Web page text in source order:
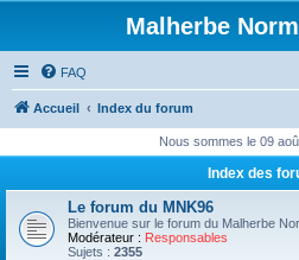
Malherbe
FAQ
Accueil Index du forum
Nous sommes le 09
Index des
Le forum du MNK96
Bienvenue sur le forum du Malherbe
Modérateur : Responsables
Sujets : 2355